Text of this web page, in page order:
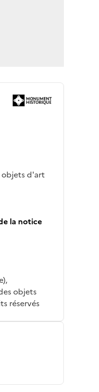
objets d'art
la notice
objets
réservés